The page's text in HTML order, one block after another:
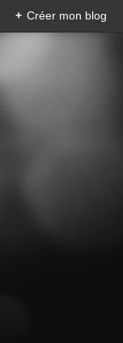
+ Créer mon blog